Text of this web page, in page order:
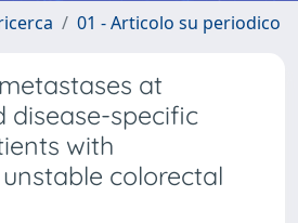
01 - Articolo su periodico
at
disease-specific
with
colorectal